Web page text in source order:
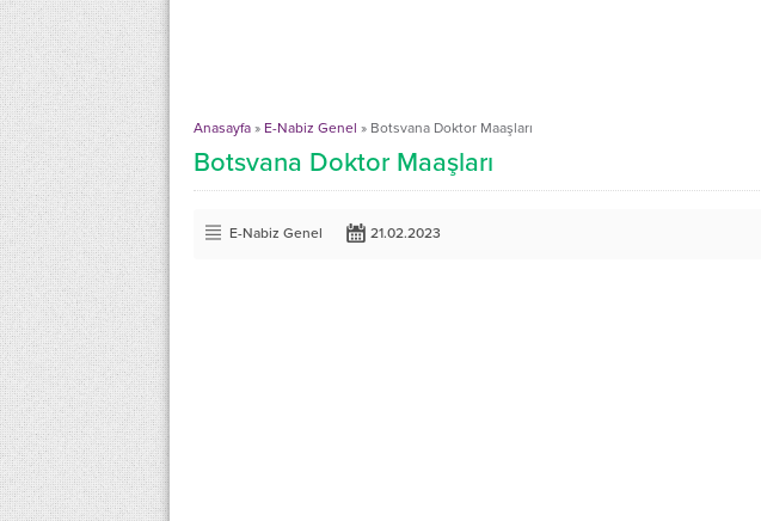
Anasayfa » E-Nabiz Genel » Botsvana Doktor Maaşları
Botsvana Doktor Maaşları
E-Nabiz Genel 21.02.2023